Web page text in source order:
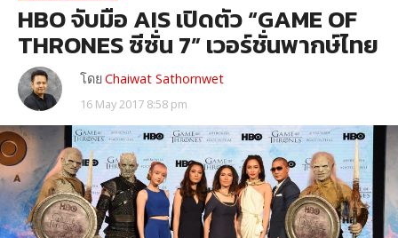
HBO จับมือ AIS เปิดตัว “GAME OF
THRONES ซีซั่น 7” เวอร์ชั่นพากษ์ไทย
โดยChaiwat Sathornwet
16 May 2017 8:58 pm